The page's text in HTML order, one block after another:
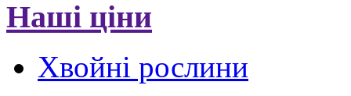
Наші ціни
Хвойні рослини